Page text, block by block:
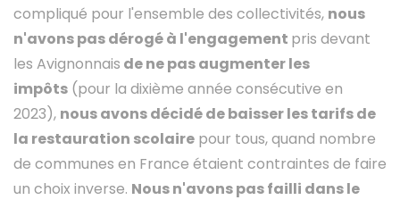
compliqué pour l'ensemble des collectivités, nous
n'avons pas dérogé à l'engagement pris devant
les Avignonnais de ne pas augmenter les
impôts (pour la dixième année consécutive en
2023), nous avons décidé de baisser les tarifs de
la restauration scolaire pour tous, quand nombre
de communes en France étaient contraintes de faire
un choix inverse. Nous n'avons pas failli dans le